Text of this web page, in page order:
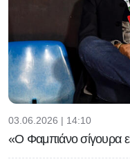
03.06.2026 | 14:10
«Ο Φαμπιάνο σίγουρα